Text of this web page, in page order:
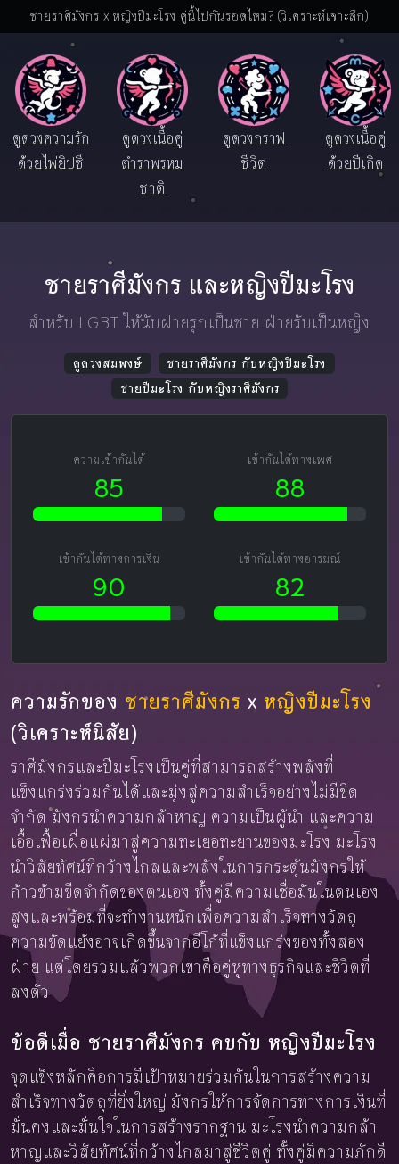
ชายราศีมังกร x หญิงปีมะโรง คู่นี้ไปกันรอดไหม? (วิเคราะห์เจาะลึก)
ดูดวงความรัก
ด้วยไพ่ยิปซี
ดูดวงเนื้อคู่
ตำราพรหม
ชาติ
ดูดวงกราฟ
ชีวิต
ดูดวงเนื้อคู่
ด้วยปีเกิด
ชายราศีมังกร และหญิงปีมะโรง
สำหรับ LGBT ให้นับฝ่ายรุกเป็นชาย ฝ่ายรับเป็นหญิง
ดูดวงสมพงษ์
ชายราศีมังกร กับหญิงปีมะโรง
ชายปีมะโรง กับหญิงราศีมังกร
ความเข้ากันได้
85
เข้ากันได้ทางเพศ
88
เข้ากันได้ทางการเงิน
90
เข้ากันได้ทางอารมณ์
82
ความรักของ ชายราศีมังกร x หญิงปีมะโรง
(วิเคราะห์นิสัย)
ราศีมังกรและปีมะโรงเป็นคู่ที่สามารถสร้างพลังที่
แข็งแกร่งร่วมกันได้และมุ่งสู่ความสำเร็จอย่างไม่มีขีด
จำกัด มังกรนำความกล้าหาญ ความเป็นผู้นำ และความ
เอื้อเฟื้อเผื่อแผ่มาสู่ความทะเยอทะยานของมะโรง มะโรง
นำวิสัยทัศน์ที่กว้างไกลและพลังในการกระตุ้นมังกรให้
ก้าวข้ามขีดจำกัดของตนเอง ทั้งคู่มีความเชื่อมั่นในตนเอง
สูงและพร้อมที่จะทำงานหนักเพื่อความสำเร็จทางวัตถุ
ความขัดแย้งอาจเกิดขึ้นจากอีโก้ที่แข็งแกร่งของทั้งสอง
ฝ่าย แต่โดยรวมแล้วพวกเขาคือคู่หูทางธุรกิจและชีวิตที่
ลงตัว
ข้อดีเมื่อ ชายราศีมังกร คบกับ หญิงปีมะโรง
จุดแข็งหลักคือการมีเป้าหมายร่วมกันในการสร้างความ
สำเร็จทางวัตถุที่ยิ่งใหญ่ มังกรให้การจัดการทางการเงินที่
มั่นคงและมั่นใจในการสร้างรากฐาน มะโรงนำความกล้า
หาญและวิสัยทัศน์ที่กว้างไกลมาสู่ชีวิตคู่ ทั้งคู่มีความภักดี